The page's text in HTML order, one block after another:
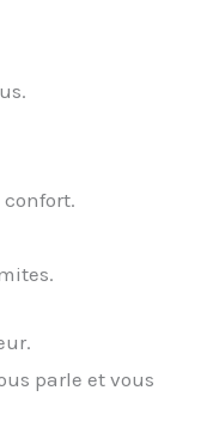
confort.
parle et vous